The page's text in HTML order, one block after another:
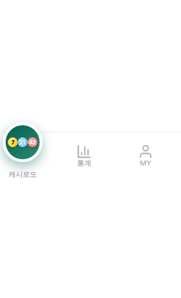
7 21 42
캐시로또
통계 MY